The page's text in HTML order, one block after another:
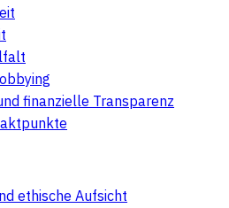
finanzielle Transparenz
ethische Aufsicht